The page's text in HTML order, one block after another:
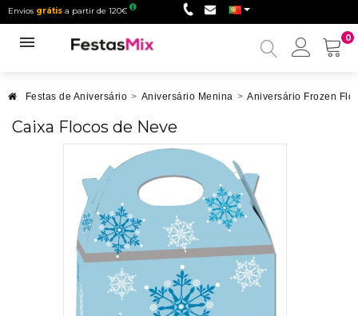
Envios grátis a partir de 120€
0
Minha
Festas de Aniversário > Aniversário Menina > Aniversário Frozen
Caixa Flocos de Neve